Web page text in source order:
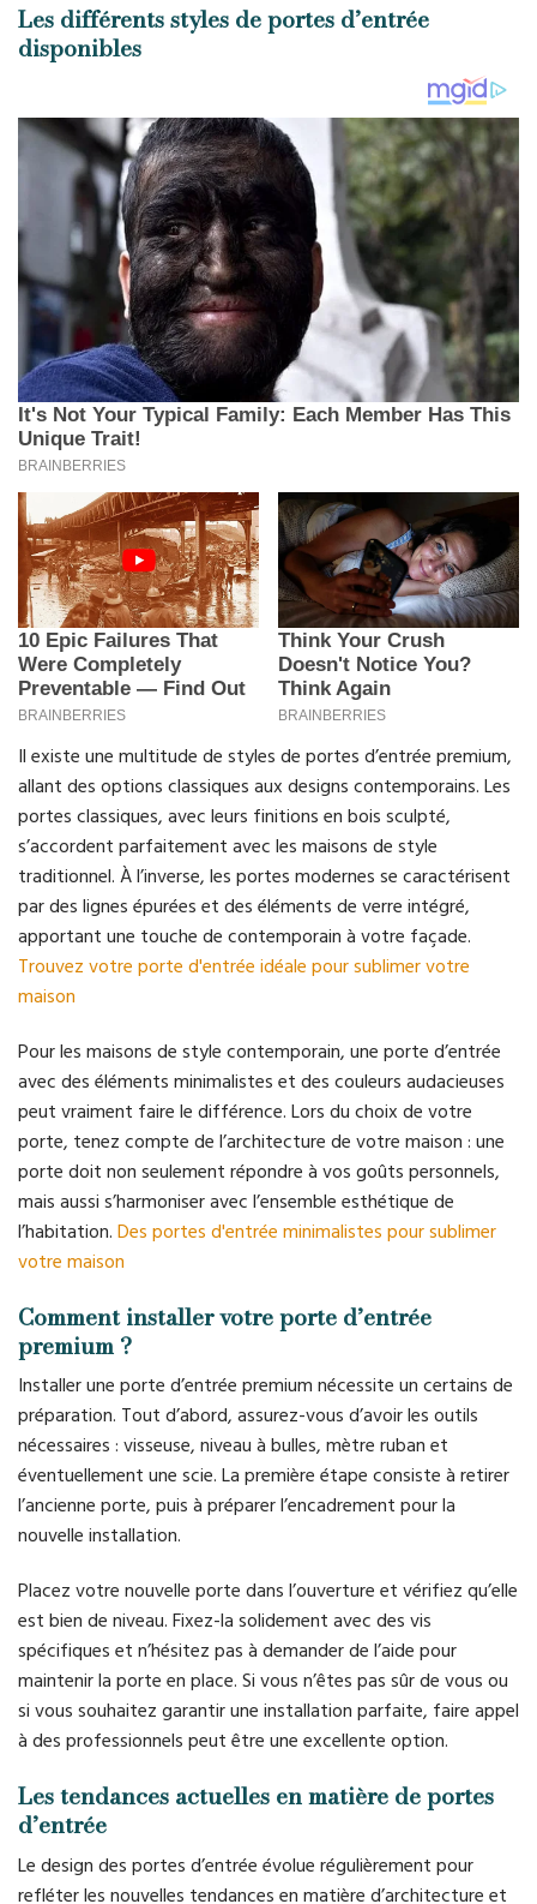
Les différents styles de portes d’entrée
disponibles
Il existe une multitude de styles de portes d’entrée premium,
allant des options classiques aux designs contemporains. Les
portes classiques, avec leurs finitions en bois sculpté,
s’accordent parfaitement avec les maisons de style
traditionnel. À l’inverse, les portes modernes se caractérisent
par des lignes épurées et des éléments de verre intégré,
apportant une touche de contemporain à votre façade.
Trouvez votre porte d'entrée idéale pour sublimer votre
maison
Pour les maisons de style contemporain, une porte d’entrée
avec des éléments minimalistes et des couleurs audacieuses
peut vraiment faire le différence. Lors du choix de votre
porte, tenez compte de l’architecture de votre maison : une
porte doit non seulement répondre à vos goûts personnels,
mais aussi s’harmoniser avec l’ensemble esthétique de
l’habitation. Des portes d'entrée minimalistes pour sublimer
votre maison
Comment installer votre porte d’entrée
premium ?
Installer une porte d’entrée premium nécessite un certains de
préparation. Tout d’abord, assurez-vous d’avoir les outils
nécessaires : visseuse, niveau à bulles, mètre ruban et
éventuellement une scie. La première étape consiste à retirer
l’ancienne porte, puis à préparer l’encadrement pour la
nouvelle installation.
Placez votre nouvelle porte dans l’ouverture et vérifiez qu’elle
est bien de niveau. Fixez-la solidement avec des vis
spécifiques et n’hésitez pas à demander de l’aide pour
maintenir la porte en place. Si vous n’êtes pas sûr de vous ou
si vous souhaitez garantir une installation parfaite, faire appel
à des professionnels peut être une excellente option.
Les tendances actuelles en matière de portes
d’entrée
Le design des portes d’entrée évolue régulièrement pour
refléter les nouvelles tendances en matière d’architecture et